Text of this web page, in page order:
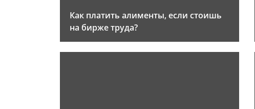
Как платить алименты, если стоишь
на бирже труда?